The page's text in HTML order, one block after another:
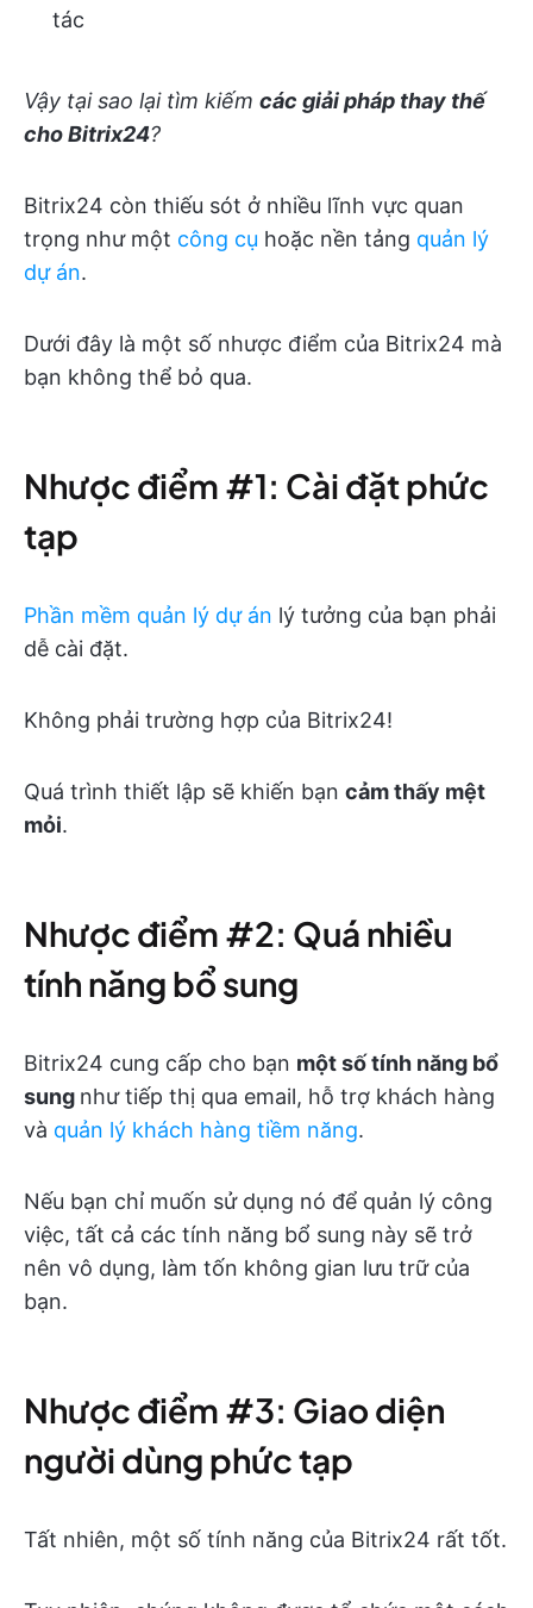
tác
Vậy tại sao lại tìm kiếm các giải pháp thay thế
cho Bitrix24?
Bitrix24 còn thiếu sót ở nhiều lĩnh vực quan
trọng như một công cụ hoặc nền tảng quản lý
dự án.
Dưới đây là một số nhược điểm của Bitrix24 mà
bạn không thể bỏ qua.
Nhược điểm #1: Cài đặt phức
tạp
Phần mềm quản lý dự án lý tưởng của bạn phải
dễ cài đặt.
Không phải trường hợp của Bitrix24!
Quá trình thiết lập sẽ khiến bạn cảm thấy mệt
mỏi.
Nhược điểm #2: Quá nhiều
tính năng bổ sung
Bitrix24 cung cấp cho bạn một số tính năng bổ
sung như tiếp thị qua email, hỗ trợ khách hàng
và quản lý khách hàng tiềm năng.
Nếu bạn chỉ muốn sử dụng nó để quản lý công
việc, tất cả các tính năng bổ sung này sẽ trở
nên vô dụng, làm tốn không gian lưu trữ của
bạn.
Nhược điểm #3: Giao diện
người dùng phức tạp
Tất nhiên, một số tính năng của Bitrix24 rất tốt.